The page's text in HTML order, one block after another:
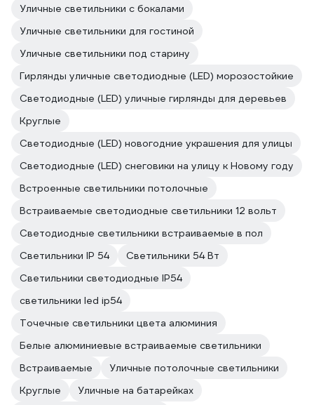
Уличные светильники с бокалами
Уличные светильники для гостиной
Уличные светильники под старину
Гирлянды уличные светодиодные (LED) морозостойкие
Светодиодные (LED) уличные гирлянды для деревьев
Круглые
Светодиодные (LED) новогодние украшения для улицы
Светодиодные (LED) снеговики на улицу к Новому году
Встроенные светильники потолочные
Встраиваемые светодиодные светильники 12 вольт
Светодиодные светильники встраиваемые в пол
Светильники IP 54
Светильники 54 Вт
Светильники светодиодные IP54
светильники led ip54
Точечные светильники цвета алюминия
Белые алюминиевые встраиваемые светильники
Встраиваемые
Уличные потолочные светильники
Круглые
Уличные на батарейках